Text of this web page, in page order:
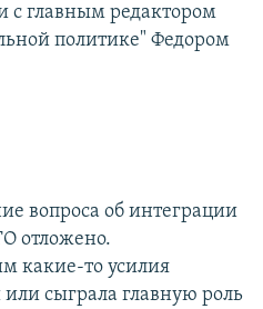
с главным редактором
политике" Федором
вопроса об интеграции
отложено.
какие-то усилия
сыграла главную роль